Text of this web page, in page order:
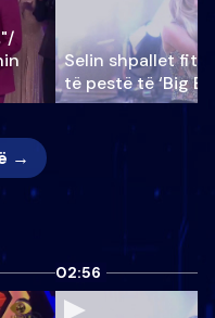
Selin shpallet
të pestë të ‘Big
→
02:56